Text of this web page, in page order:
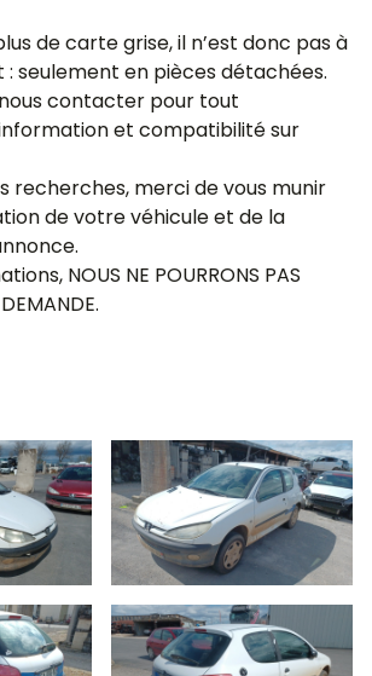
de carte grise, il n’est donc pas à
seulement en pièces détachées.
nous contacter pour tout
et compatibilité sur
recherches, merci de vous munir
de votre véhicule et de la
NOUS NE POURRONS PAS